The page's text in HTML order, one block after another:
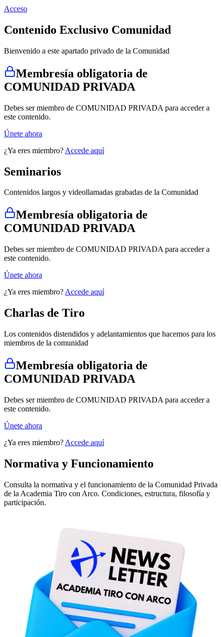
Acceso
Contenido Exclusivo Comunidad
Bienvenido a este apartado privado de la Comunidad
Membresía obligatoria de
COMUNIDAD PRIVADA
Debes ser miembro de COMUNIDAD PRIVADA para acceder a
este contenido.
Únete ahora
¿Ya eres miembro? Accede aquí
Seminarios
Contenidos largos y videollamadas grabadas de la Comunidad
Membresía obligatoria de
COMUNIDAD PRIVADA
Debes ser miembro de COMUNIDAD PRIVADA para acceder a
este contenido.
Únete ahora
¿Ya eres miembro? Accede aquí
Charlas de Tiro
Los contenidos distendidos y adelantamientos que hacemos para los
miembros de la comunidad
Membresía obligatoria de
COMUNIDAD PRIVADA
Debes ser miembro de COMUNIDAD PRIVADA para acceder a
este contenido.
Únete ahora
¿Ya eres miembro? Accede aquí
Normativa y Funcionamiento
Consulta la normativa y el funcionamiento de la Comunidad Privada
de la Academia Tiro con Arco. Condiciones, estructura, filosofía y
participación.